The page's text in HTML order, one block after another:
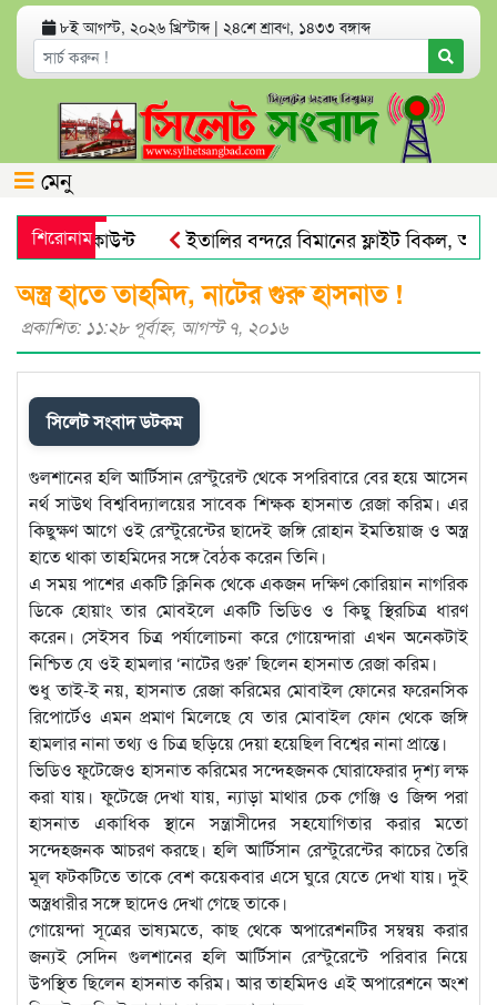
৮ই আগস্ট, ২০২৬ খ্রিস্টাব্দ | ২৪শে শ্রাবণ, ১৪৩৩ বঙ্গাব্দ
মেনু
শিরোনাম
অ্যাকাউন্ট
ইতালির বন্দরে বিমানের ফ্লাইট বিকল,
পায়না : এড. জুবায়ের
তেল, গ্যাস, বিদ্যুৎ সঙ্কট ও
অস্ত্র হাতে তাহমিদ, নাটের গুরু হাসনাত !
প্রকাশিত: ১১:২৮ পূর্বাহ্ণ, আগস্ট ৭, ২০১৬
সিলেট সংবাদ ডটকম
গুলশানের হলি আর্টিসান রেস্টুরেন্ট থেকে সপরিবারে বের হয়ে আসেন
নর্থ সাউথ বিশ্ববিদ্যালয়ের সাবেক শিক্ষক হাসনাত রেজা করিম। এর
কিছুক্ষণ আগে ওই রেস্টুরেন্টের ছাদেই জঙ্গি রোহান ইমতিয়াজ ও অস্ত্র
হাতে থাকা তাহমিদের সঙ্গে বৈঠক করেন তিনি।
এ সময় পাশের একটি ক্লিনিক থেকে একজন দক্ষিণ কোরিয়ান নাগরিক
ডিকে হোয়াং তার মোবইলে একটি ভিডিও ও কিছু স্থিরচিত্র ধারণ
করেন। সেইসব চিত্র পর্যালোচনা করে গোয়েন্দারা এখন অনেকটাই
নিশ্চিত যে ওই হামলার ‘নাটের গুরু’ ছিলেন হাসনাত রেজা করিম।
শুধু তাই-ই নয়, হাসনাত রেজা করিমের মোবাইল ফোনের ফরেনসিক
রিপোর্টেও এমন প্রমাণ মিলেছে যে তার মোবাইল ফোন থেকে জঙ্গি
হামলার নানা তথ্য ও চিত্র ছড়িয়ে দেয়া হয়েছিল বিশ্বের নানা প্রান্তে।
ভিডিও ফুটেজেও হাসনাত করিমের সন্দেহজনক ঘোরাফেরার দৃশ্য লক্ষ
করা যায়। ফুটেজে দেখা যায়, ন্যাড়া মাথার চেক গেঞ্জি ও জিন্স পরা
হাসনাত একাধিক স্থানে সন্ত্রাসীদের সহযোগিতার করার মতো
সন্দেহজনক আচরণ করছে। হলি আর্টিসান রেস্টুরেন্টের কাচের তৈরি
মূল ফটকটিতে তাকে বেশ কয়েকবার এসে ঘুরে যেতে দেখা যায়। দুই
অস্ত্রধারীর সঙ্গে ছাদেও দেখা গেছে তাকে।
গোয়েন্দা সূত্রের ভাষ্যমতে, কাছ থেকে অপারেশনটির সম্বন্বয় করার
জন্যই সেদিন গুলশানের হলি আর্টিসান রেস্টুরেন্টে পরিবার নিয়ে
উপস্থিত ছিলেন হাসনাত করিম। আর তাহমিদও এই অপারেশনে অংশ